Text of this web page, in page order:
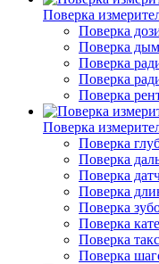
Поверка
Поверка
Поверка
Поверка
Поверка
Поверка
Поверка
Поверка
Поверка
Поверка
Поверка
Поверка
Поверка
Поверка
Поверка